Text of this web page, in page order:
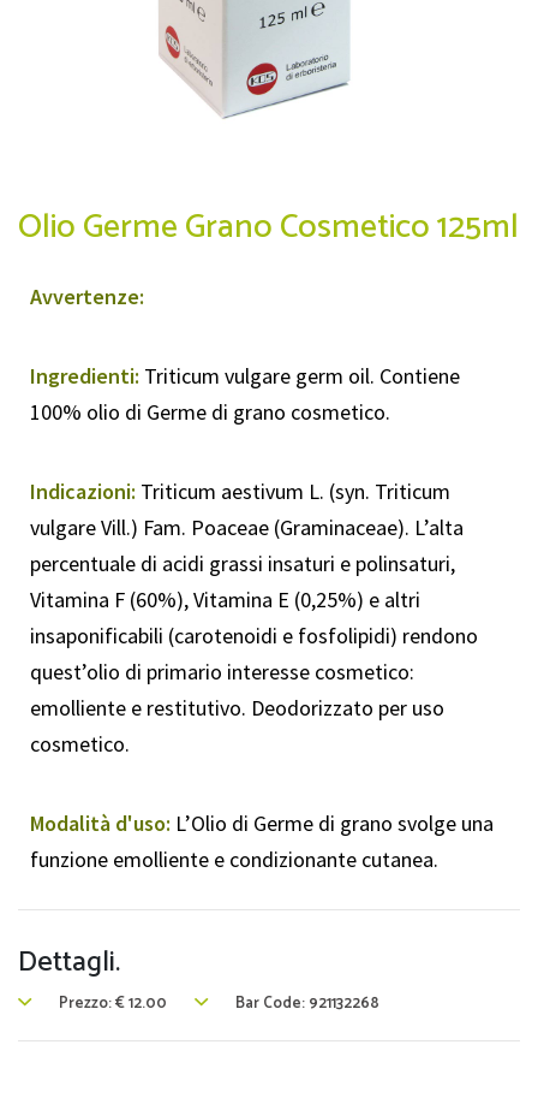
Olio Germe Grano Cosmetico 125ml
Avvertenze:
Ingredienti: Triticum vulgare germ oil. Contiene
100% olio di Germe di grano cosmetico.
Indicazioni: Triticum aestivum L. (syn. Triticum
vulgare Vill.) Fam. Poaceae (Graminaceae). L’alta
percentuale di acidi grassi insaturi e polinsaturi,
Vitamina F (60%), Vitamina E (0,25%) e altri
insaponificabili (carotenoidi e fosfolipidi) rendono
quest’olio di primario interesse cosmetico:
emolliente e restitutivo. Deodorizzato per uso
cosmetico.
Modalità d'uso: L’Olio di Germe di grano svolge una
funzione emolliente e condizionante cutanea.
Dettagli.
Prezzo:€12.00 Bar Code: 921132268